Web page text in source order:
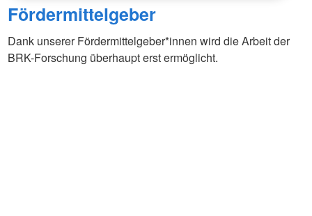
Fördermittelgeber
Dank unserer Fördermittelgeber*innen wird die Arbeit der
BRK-Forschung überhaupt erst ermöglicht.